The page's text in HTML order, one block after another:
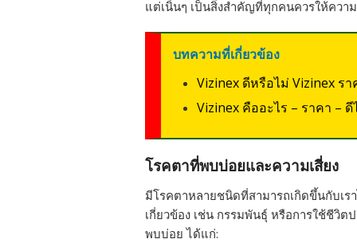
แต่เนิ่นๆ เป็นสิ่งสำคัญที่ทุกคนควรให้ควา
บทความที่เกี่ยวข้อง
Vizinex ดีหรือไม่ Vizinex ร
Vizinex คืออะไร – ราคา –
โรคตาที่พบบ่อยและความเสี่ยง
มีโรคตาหลายชนิดที่สามารถเกิดขึ้นกับเร
เกี่ยวข้อง เช่น กรรมพันธุ์ หรือการใช้ชีวิ
พบบ่อย ได้แก่: